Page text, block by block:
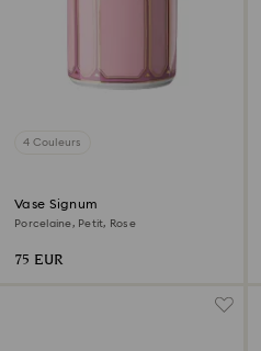
4 Couleurs
Vase Signum
Porcelaine, Petit, Rose
75 EUR